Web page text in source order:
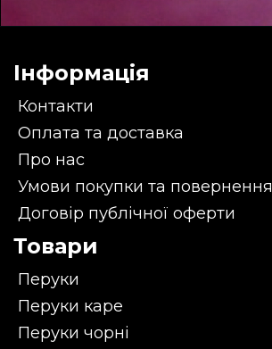
Інформація
Контакти
Оплата та доставка
Про нас
Умови покупки та повернення
Договір публічної оферти
Товари
Перуки
Перуки каре
Перуки чорні